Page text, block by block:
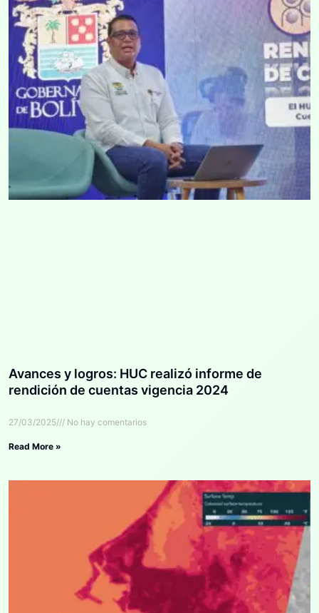
Avances y logros: HUC realizó informe de
rendición de cuentas vigencia 2024
27/03/2025 No hay comentarios
Read More »